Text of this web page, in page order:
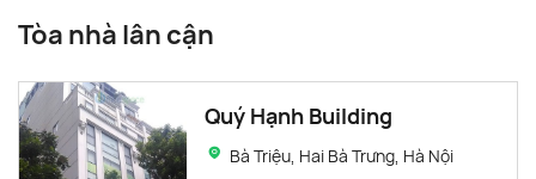
Tòa nhà lân cận
Quý Hạnh Building
Bà Triệu, Hai Bà Trưng, Hà Nội